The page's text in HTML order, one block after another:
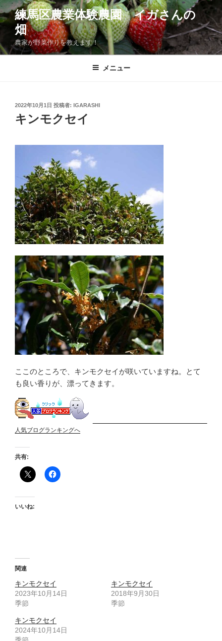
コ
ン
テ
ツ
練馬区農業体験農園 イガさんの
畑
農家が野菜作りを教えます！
メニュー
投
稿
日:
2022年10月1日 投稿者: IGARASHI
キンモクセイ
ここのところで、キンモクセイが咲いていますね。とて
も良い香りが、漂ってきます。
人気ブログランキングへ
共有:
いいね:
関連
キンモクセイ
2023年10月14日
季節
キンモクセイ
2018年9月30日
季節
キンモクセイ
2024年10月14日